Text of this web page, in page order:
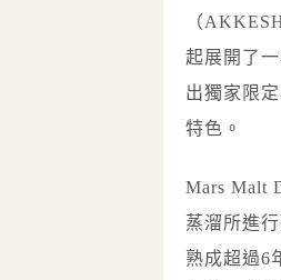
（
起展開了
出獨家限
特色。
Mars Malt
蒸溜所進
熟成超過6